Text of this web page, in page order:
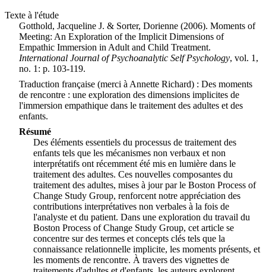
Texte à l'étude
Gotthold, Jacqueline J. & Sorter, Dorienne (2006). Moments of
Meeting: An Exploration of the Implicit Dimensions of
Empathic Immersion in Adult and Child Treatment.
International Journal of Psychoanalytic Self Psychology, vol. 1,
no. 1: p. 103-119.
Traduction française (merci à Annette Richard) : Des moments
de rencontre : une exploration des dimensions implicites de
l'immersion empathique dans le traitement des adultes et des
enfants.
Résumé
Des éléments essentiels du processus de traitement des
enfants tels que les mécanismes non verbaux et non
interprétatifs ont récemment été mis en lumière dans le
traitement des adultes. Ces nouvelles composantes du
traitement des adultes, mises à jour par le Boston Process of
Change Study Group, renforcent notre appréciation des
contributions interprétatives non verbales à la fois de
l'analyste et du patient. Dans une exploration du travail du
Boston Process of Change Study Group, cet article se
concentre sur des termes et concepts clés tels que la
connaissance relationnelle implicite, les moments présents, et
les moments de rencontre. À travers des vignettes de